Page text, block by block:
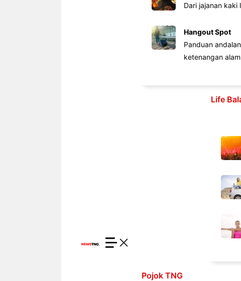
Dari jajanan
Hangout Spot
Panduan
ketenangan
Life
Pojok TNG